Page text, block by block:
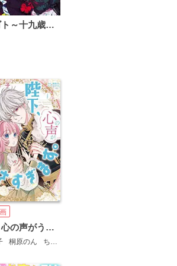
ヒメゴト～十九歳の制服～
陛下、心の声がうるさすぎます。私へのえっちな妄想はお控えください！？【単行本版】【電子限定ペーパー付】
桐原のん ちろりん